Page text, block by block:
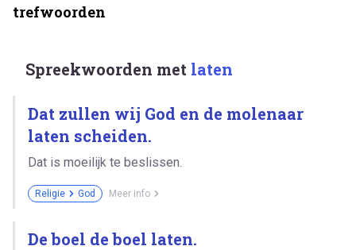
trefwoorden
Spreekwoorden met laten
Dat zullen wij God en de molenaar
laten scheiden.
Dat is moeilijk te beslissen.
Religie God Meer info
De boel de boel laten.